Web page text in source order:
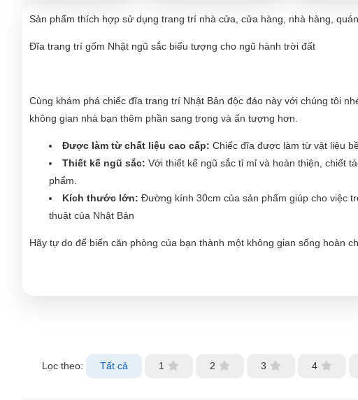
Sản phẩm thích hợp sử dụng trang trí nhà cửa, cửa hàng, nhà hàng,
Đĩa trang trí gốm Nhật ngũ sắc biểu tượng cho ngũ hành trời đất
Cùng khám phá chiếc đĩa trang trí Nhật Bản độc đáo này với chúng tôi
không gian nhà bạn thêm phần sang trọng và ấn tượng hơn.
Được làm từ chất liệu cao cấp: Chiếc đĩa được làm từ vật liệu
Thiết kế ngũ sắc: Với thiết kế ngũ sắc tỉ mỉ và hoàn thiện, chiết
phẩm.
Kích thước lớn: Đường kính 30cm của sản phẩm giúp cho việc
thuật của Nhật Bản
Hãy tự do để biến căn phòng của bạn thành một không gian sống hoàn
Lọc theo: Tất cả 1 2 3 4